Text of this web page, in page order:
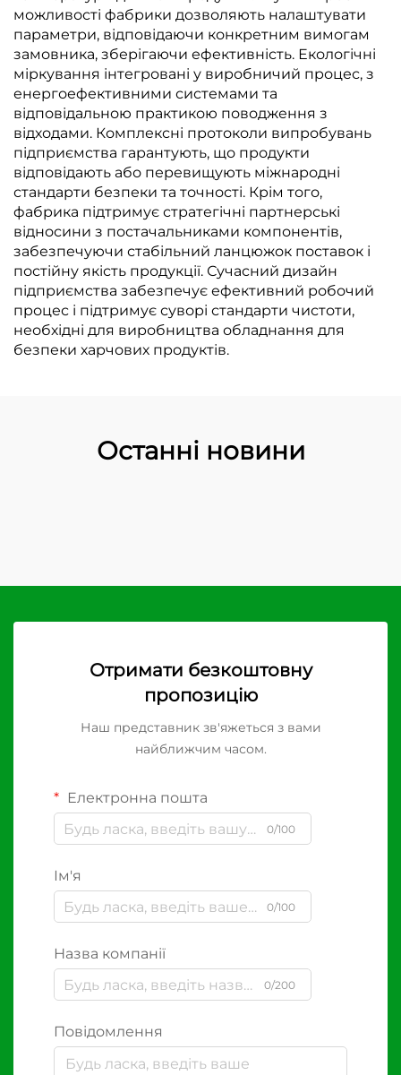
можливості фабрики дозволяють налаштувати
параметри, відповідаючи конкретним вимогам
замовника, зберігаючи ефективність. Екологічні
міркування інтегровані у виробничий процес, з
енергоефективними системами та
відповідальною практикою поводження з
відходами. Комплексні протоколи випробувань
підприємства гарантують, що продукти
відповідають або перевищують міжнародні
стандарти безпеки та точності. Крім того,
фабрика підтримує стратегічні партнерські
відносини з постачальниками компонентів,
забезпечуючи стабільний ланцюжок поставок і
постійну якість продукції. Сучасний дизайн
підприємства забезпечує ефективний робочий
процес і підтримує суворі стандарти чистоти,
необхідні для виробництва обладнання для
безпеки харчових продуктів.
Останні новини
Отримати безкоштовну
пропозицію
Наш представник зв'яжеться з вами
найближчим часом.
Електронна пошта
0/100
Ім'я
0/100
Назва компанії
0/200
Повідомлення